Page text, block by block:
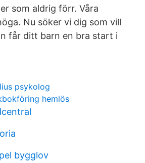
som aldrig förr. Våra
Nu söker vi dig som vill
får ditt barn en bra start i
psykolog
hemlös
bygglov